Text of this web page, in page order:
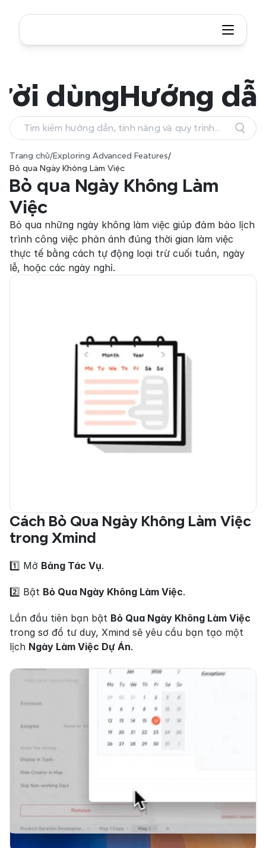
Trang chủ/Exploring Advanced Features/
Bỏ qua Ngày Không Làm Việc
Bỏ qua Ngày Không Làm
Việc
Bỏ qua những ngày không làm việc giúp đảm bảo lịch
trình công việc phản ánh đúng thời gian làm việc
thực tế bằng cách tự động loại trừ cuối tuần, ngày
lễ, hoặc các ngày nghỉ.
Cách Bỏ Qua Ngày Không Làm Việc
trong Xmind
1️⃣ Mở Bảng Tác Vụ.
2️⃣ Bật Bỏ Qua Ngày Không Làm Việc.
Lần đầu tiên bạn bật Bỏ Qua Ngày Không Làm Việc
trong sơ đồ tư duy, Xmind sẽ yêu cầu bạn tạo một
lịch Ngày Làm Việc Dự Án.
dùngHướng
Tìm kiếm hướng dẫn, tính năng và quy trình
làm việc